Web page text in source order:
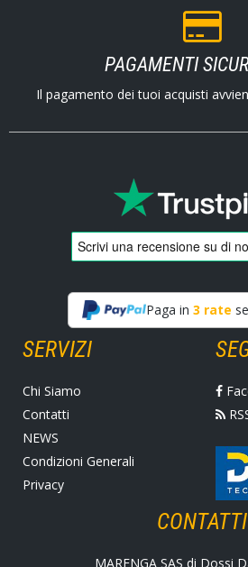
PAGAMENTI
Il pagamento dei tuoi acquisti
Paga in 3 rate
SERVIZI
Chi Siamo
Contatti
NEWS
Condizioni Generali
Privacy
CONTATTI
MARENGA SAS di Dossi